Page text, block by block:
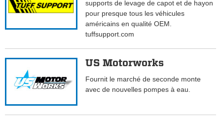
supports de levage de capot et de hayon
pour presque tous les véhicules
américains en qualité OEM.
tuffsupport.com
US Motorworks
Fournit le marché de seconde monte
avec de nouvelles pompes à eau.